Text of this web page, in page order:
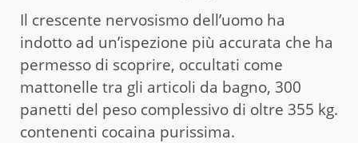
Il crescente nervosismo dell’uomo ha
indotto ad un’ispezione più accurata che ha
permesso di scoprire, occultati come
mattonelle tra gli articoli da bagno, 300
panetti del peso complessivo di oltre 355 kg.
contenenti cocaina purissima.